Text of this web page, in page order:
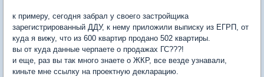
к примеру, сегодня забрал у своего застройщика
зарегистрированный ДДУ, к нему приложили выписку из ЕГРП, от
куда я вижу, что из 600 квартир продано 502 квартиры.
вы от куда данные черпаете о продажах ГС???!
и еще, раз вы так много знаете о ЖКР, все везде узнавали,
киньте мне ссылку на проектную декларацию.